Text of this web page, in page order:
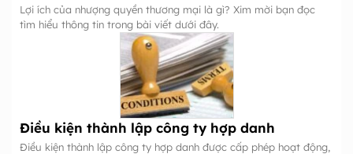
Lợi ích của nhượng quyền thương mại là gì? Xim mời bạn đọc
tìm hiểu thông tin trong bài viết dưới đây.
Điều kiện thành lập công ty hợp danh
Điều kiện thành lập công ty hợp danh được cấp phép hoạt động,